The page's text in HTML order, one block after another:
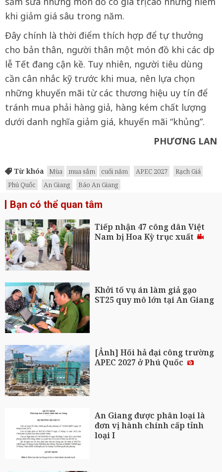
khi giảm giá sâu trong năm.
Đây chính là thời điểm thích hợp để tự thưởng
cho bản thân, người thân một món đồ khi các dịp
lễ Tết đang cận kề. Tuy nhiên, người tiêu dùng
cần cân nhắc kỹ trước khi mua, nên lựa chọn
những khuyến mãi từ các thương hiệu uy tín để
tránh mua phải hàng giả, hàng kém chất lượng
dưới danh nghĩa giảm giá, khuyến mãi “khủng”.
PHƯƠNG LAN
Từ khóa Mùa mua sắm cuối năm APEC 2027
Rạch Giá
Phú Quốc
An Giang Báo An Giang
Bạn có thể quan tâm
Tiếp nhận 47 công dân Việt
Nam bị Hoa Kỳ trục xuất
Khởi tố vụ án làm giả gạo
ST25 quy mô lớn tại An Giang
[Ảnh] Hối hả đại công trường
APEC 2027 ở Phú Quốc
An Giang được phân loại là
đơn vị hành chính cấp tỉnh
loại I